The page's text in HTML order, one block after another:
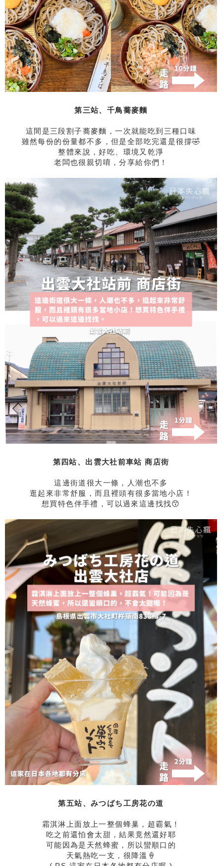
第三站、千鳥蕎麥麵
這間是三段割子蕎麥麵，一次就能吃到三種口味
雖然每份的份量都不多，但是全部吃完還是很撐🤣
整體來說，好吃、環境又乾淨
老闆也很親切唷，分享給你們！
第四站、出雲大社前車站 商店街
這邊街道很大一條，人潮也不多
逛起來非常舒服，而且裡頭有很多當地小店！
想買特色伴手禮，可以過來這邊找找😙
第五站、みつばち工房花の道
霜淇淋上面放上一整個蜂巢，超霸氣！
吃之前還怕會太甜，結果竟然還好耶
可能因為是天然蜂蜜，所以蠻順口的
天氣熱吃一支，很降溫🍦